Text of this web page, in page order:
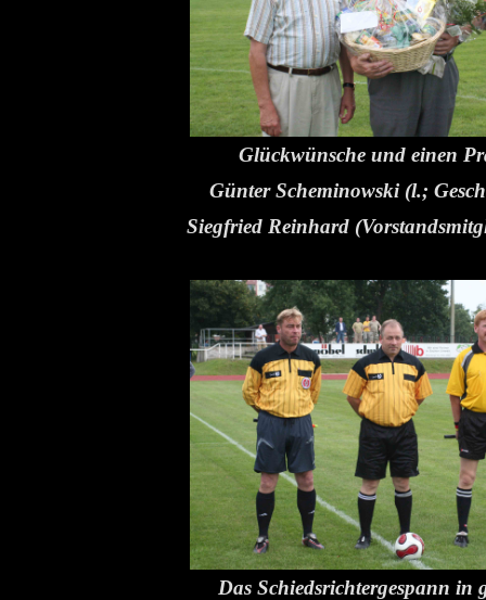
Glückwünsche und einen
Günter Scheminowski (l.;
Siegfried Reinhard
Das Schiedsrichtergespann in